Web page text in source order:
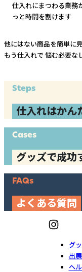
仕入れにまつわる業務
っと時間を割けます
他にはない商品を簡単に
もう仕入れで 悩む必要な
Steps
仕入れはかん
Cases
グッズで成功
FAQs
よくある質問
グ
出
ヘ